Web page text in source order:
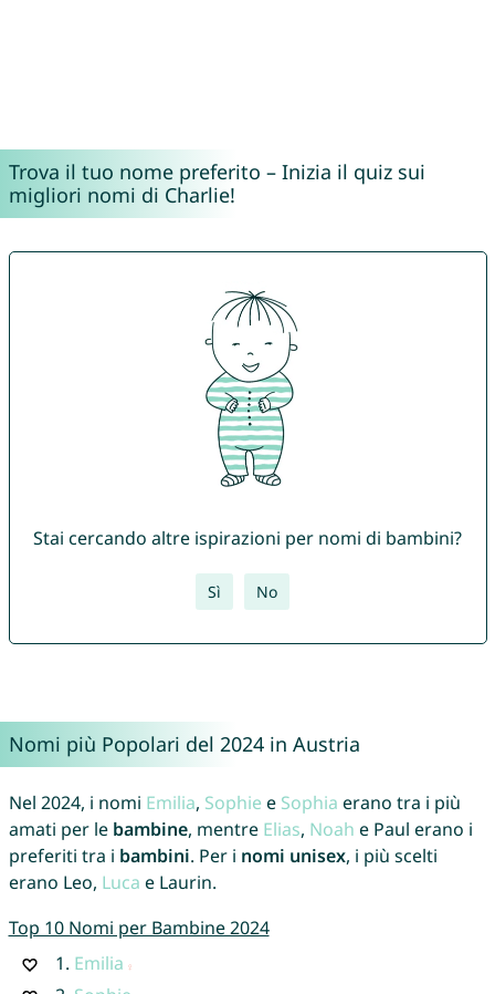
Trova il tuo nome preferito – Inizia il quiz sui
migliori nomi di Charlie!
Stai cercando altre ispirazioni per nomi di bambini?
Sì No
Nomi più Popolari del 2024 in Austria
Nel 2024, i nomi Emilia, Sophie e Sophia erano tra i più
amati per le bambine, mentre Elias, Noah e Paul erano i
preferiti tra i bambini. Per i nomi unisex, i più scelti
erano Leo, Luca e Laurin.
Top 10 Nomi per Bambine 2024
1. Emilia